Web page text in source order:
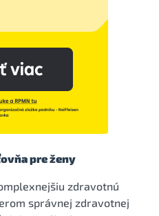
pre ženy
zdravotnú
správnej zdravotnej